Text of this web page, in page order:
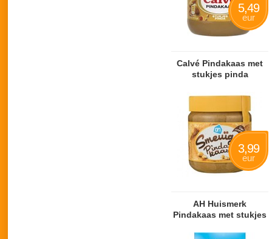
5,49
eur
Calvé Pindakaas met
stukjes pinda
AH Huismerk
Pindakaas met stukjes
3,99
eur